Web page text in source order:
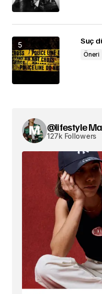
Suç
Öneri
@lifestyle
127k Followers